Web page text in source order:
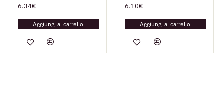
6.34€
Aggiungi al carrello
6.10€
Aggiungi al carrello